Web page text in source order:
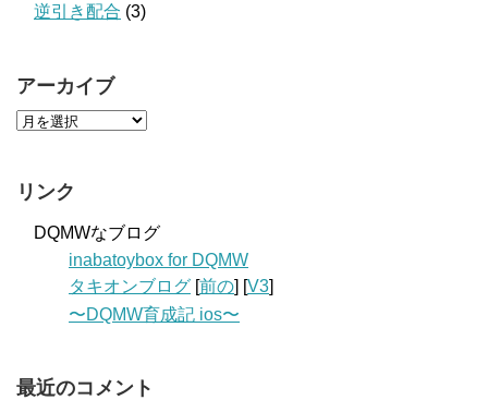
逆引き配合 (3)
アーカイブ
リンク
DQMWなブログ
inabatoybox for DQMW
タキオンブログ [前の] [V3]
〜DQMW育成記 ios〜
最近のコメント